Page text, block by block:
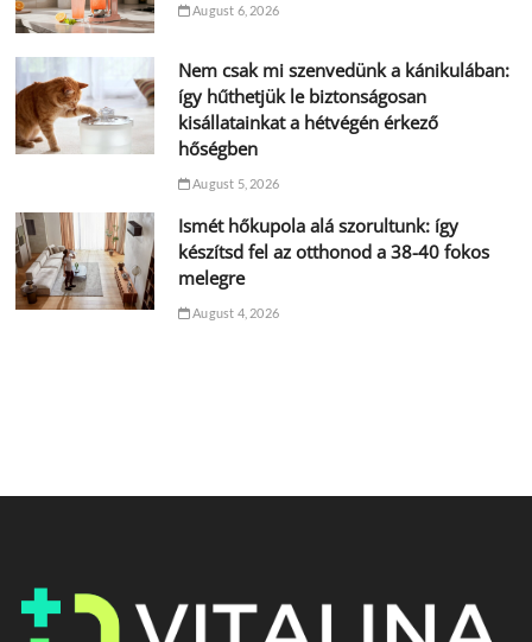
August 6, 2026
Nem csak mi szenvedünk a kánikulában:
így hűthetjük le biztonságosan
kisállatainkat a hétvégén érkező
hőségben
August 5, 2026
Ismét hőkupola alá szorultunk: így
készítsd fel az otthonod a 38-40 fokos
melegre
August 4, 2026